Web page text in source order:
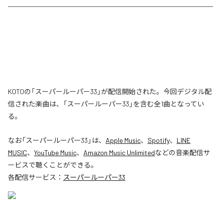
KOTOの「スーパールーパー33」が配信開始された。今回デジタル配
信された楽曲は、「スーパールーパー33」を含む全1曲となってい
る。
なお「スーパールーパー33 」は、 Apple Music、 Spotify、 LINE
MUSIC、 YouTube Music、 Amazon Music Unlimitedなどの音楽配信サ
ービスで聴くことができる。
各配信サービス： スーパールーパー33